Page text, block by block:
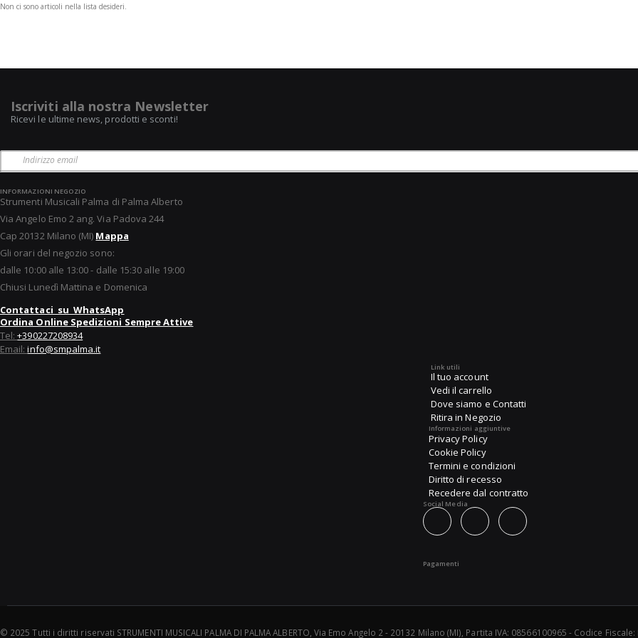
Non ci sono articoli nella lista desideri.
Iscriviti alla nostra Newsletter
Ricevi le ultime news, prodotti e sconti!
INFORMAZIONI NEGOZIO
Strumenti Musicali Palma di Palma Alberto
Via Angelo Emo 2 ang. Via Padova 244
Cap 20132 Milano (MI) Mappa
Gli orari del negozio sono:
dalle 10:00 alle 13:00 - dalle 15:30 alle 19:00
Chiusi Lunedì Mattina e Domenica
Contattaci su WhatsApp
Ordina Online Spedizioni Sempre Attive
Tel:+390227208934
Email:info@smpalma.it
Link utili
Il tuo account
Vedi il carrello
Dove siamo e Contatti
Ritira in Negozio
Informazioni aggiuntive
Privacy Policy
Cookie Policy
Termini e condizioni
Diritto di recesso
Recedere dal contratto
Social Media
Pagamenti
© 2025 Tutti i diritti riservati STRUMENTI MUSICALI PALMA DI PALMA ALBERTO, Via Emo Angelo 2 - 20132 Milano (MI), Partita IVA: 08566100965 - Codice